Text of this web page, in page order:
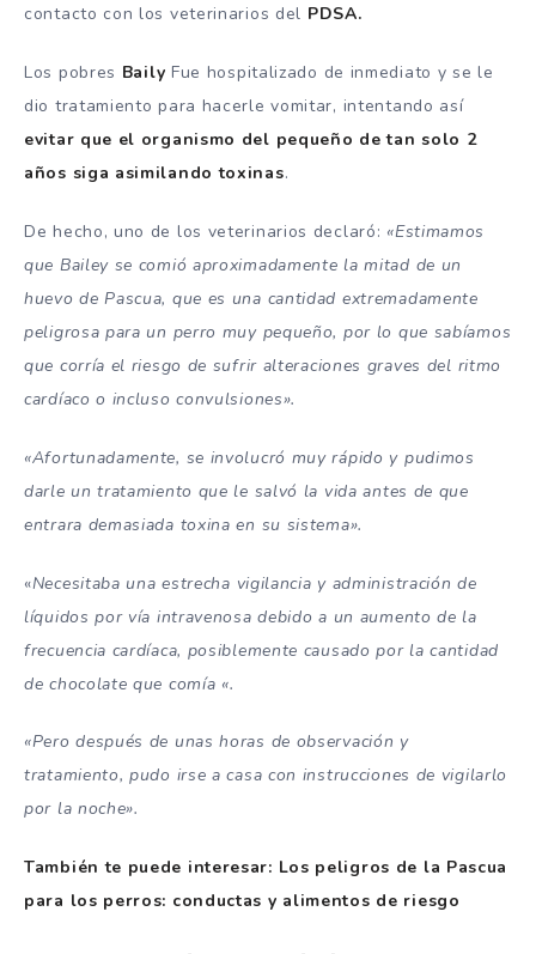
contacto con los veterinarios del PDSA.
Los pobres Baily Fue hospitalizado de inmediato y se le
dio tratamiento para hacerle vomitar, intentando así
evitar que el organismo del pequeño de tan solo 2
años siga asimilando toxinas.
De hecho, uno de los veterinarios declaró: «Estimamos
que Bailey se comió aproximadamente la mitad de un
huevo de Pascua, que es una cantidad extremadamente
peligrosa para un perro muy pequeño, por lo que sabíamos
que corría el riesgo de sufrir alteraciones graves del ritmo
cardíaco o incluso convulsiones».
«Afortunadamente, se involucró muy rápido y pudimos
darle un tratamiento que le salvó la vida antes de que
entrara demasiada toxina en su sistema».
«Necesitaba una estrecha vigilancia y administración de
líquidos por vía intravenosa debido a un aumento de la
frecuencia cardíaca, posiblemente causado por la cantidad
de chocolate que comía «.
«Pero después de unas horas de observación y
tratamiento, pudo irse a casa con instrucciones de vigilarlo
por la noche».
También te puede interesar: Los peligros de la Pascua
para los perros: conductas y alimentos de riesgo